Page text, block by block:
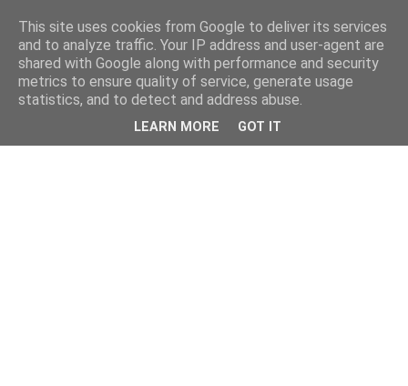
This site uses cookies from Google to deliver its services
and to analyze traffic. Your IP address and user-agent are
shared with Google along with performance and security
metrics to ensure quality of service, generate usage
statistics, and to detect and address abuse.
LEARN MORE GOT IT